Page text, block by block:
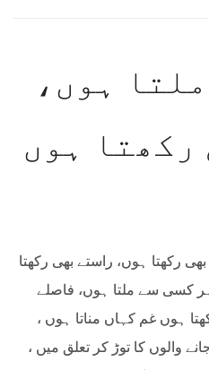
ہوں،
رکھتا ہوں
رکھتا ہوں، راستے بھی رکھتا
کسی سے ملتا ہوں، فاصلے
ہوں غم کہاں مناتا ہوں ،
والوں کا توڑ کر تعلق میں ،